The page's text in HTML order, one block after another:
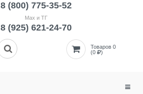
8 (800) 775-35-52
Max и ТГ
8 (925) 621-24-70
Товаров 0
(0
)